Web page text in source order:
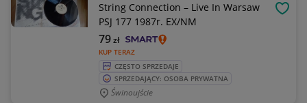
String Connection – Live In Warsaw
PSJ 177 1987r. EX/NM
KUP TERAZ
79zł
CZĘSTO SPRZEDAJE
SPRZEDAJĄCY: OSOBA PRYWATNA
Świnoujście